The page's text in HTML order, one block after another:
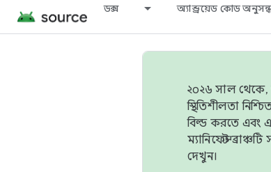
ডক্স অ্যান্ড্রয়েড কোড
২০২৬ সাল থেকে,
স্থিতিশীলতা
বিল্ড করতে এবং
ম্যানিফেস্ট
দেখুন।